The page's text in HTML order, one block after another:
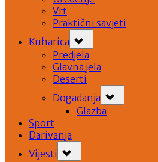
Vrt
Praktični savjeti
Kuharica
sub-
menu
Predjela
Glavna jela
Deserti
Događanja
sub-
menu
Glazba
Sport
Darivanja
Vijesti
sub-